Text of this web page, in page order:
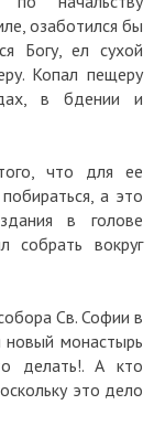
озаботился бы
Богу, ел сухой
Копал пещеру
в бдении и
что для ее
а это
в голове
собрать вокруг
Св. Софии в
новый монастырь
делать!. А кто
это дело